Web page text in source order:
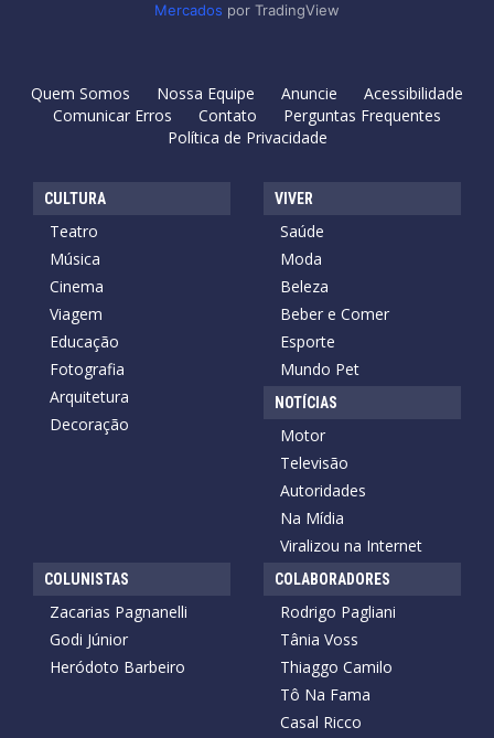
Mercados por TradingView
Quem Somos Nossa Equipe Anuncie
Acessibilidade
Comunicar Erros
Contato
Perguntas Frequentes
Política de Privacidade
CULTURA
Teatro
Música
Cinema
Viagem
Educação
Fotografia
Arquitetura
Decoração
VIVER
Saúde
Moda
Beleza
Beber e Comer
Esporte
Mundo Pet
NOTÍCIAS
Motor
Televisão
Autoridades
Na Mídia
Viralizou na Internet
COLUNISTAS
Zacarias Pagnanelli
Godi Júnior
Heródoto Barbeiro
COLABORADORES
Rodrigo Pagliani
Tânia Voss
Thiaggo Camilo
Tô Na Fama
Casal Ricco